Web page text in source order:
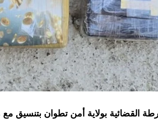
القضائية بولاية أمن تطوان بتنسيق مع